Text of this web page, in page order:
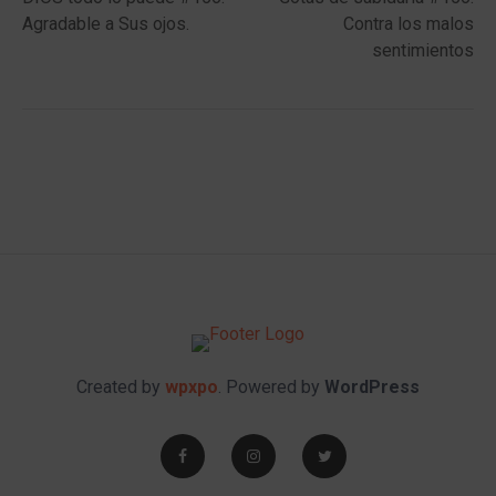
navigation
Agradable a Sus ojos.
Contra los malos
sentimientos
Created by wpxpo. Powered by WordPress